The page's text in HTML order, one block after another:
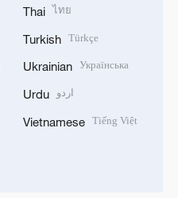
Thai ไทย
Turkish Türkçe
Ukrainian Українська
Urdu اردو
Vietnamese Tiếng Việt